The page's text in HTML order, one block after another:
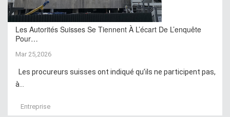
Les Autorités Suisses Se Tiennent À L’écart De L’enquête
Pour…
Mar 25,2026
Les procureurs suisses ont indiqué qu’ils ne participent pas,
à...
Entreprise